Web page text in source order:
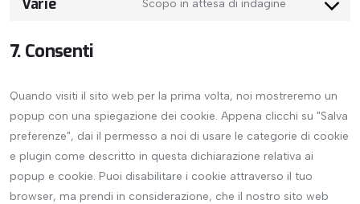
Scopo in attesa di indagine
7. Consenti
Quando visiti il sito web per la prima volta, noi mostreremo un
popup con una spiegazione dei cookie. Appena clicchi su "Salva
preferenze", dai il permesso a noi di usare le categorie di cookie
e plugin come descritto in questa dichiarazione relativa ai
popup e cookie. Puoi disabilitare i cookie attraverso il tuo
browser, ma prendi in considerazione, che il nostro sito web